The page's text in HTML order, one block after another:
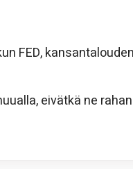
FED,
eivätkä ne